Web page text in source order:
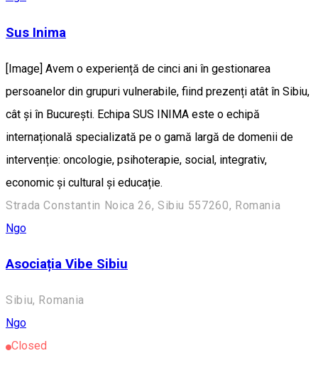
Sus Inima
[Image] Avem o experiență de cinci ani în gestionarea
persoanelor din grupuri vulnerabile, fiind prezenți atât în Sibiu,
cât și în București. Echipa SUS INIMA este o echipă
internațională specializată pe o gamă largă de domenii de
intervenție: oncologie, psihoterapie, social, integrativ,
economic și cultural și educație.
Strada Constantin Noica 26, Sibiu 557260, Romania
Ngo
Asociația Vibe Sibiu
Sibiu, Romania
Ngo
Closed